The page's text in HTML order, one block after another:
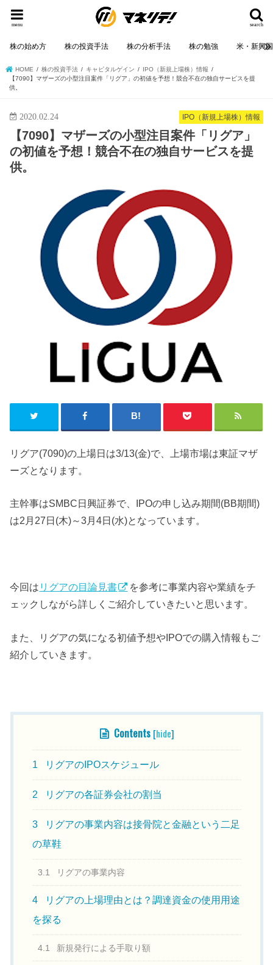
search
menu
株の始め方 株の投資手法 株の分析手法 株の勉強 米・新興
HOME 株の投資手法 キャピタルゲイン
IPO（新規上場株）情報
【7090】マザーズの小型注目案件「リグア」の初値を予想！競合不在の独自サービスを提
供。
IPO（新規上場株）情報
2020.02.24
【7090】マザーズの小型注目案件「リグア」
の初値を予想！競合不在の独自サービスを提
供。
リグア(7090)の上場日は3/13(金)で、上場市場は東証マザ
ーズとなります。
主幹事はSMBC日興証券で、IPOの申し込み期間(BB期間)
は2月27日(木)～3月4日(水)となっています。
今回は リグアの目論見書
を参考に事業内容や業績をチ
ェックしながら詳しくご紹介していきたいと思います。
また、リグアの気になる初値予想やIPOでの購入情報もご
紹介していきます。
Contents [hide]
1 リグアのIPOスケジュール
2 リグアの各証券会社の割当
3
リグアの事業内容は接骨院と金融という二足
の草鞋
3.1 リグアの事業内容
4
リグアの上場理由とは？調達資金の使用用途
を探る
4.1 新規発行による手取り額